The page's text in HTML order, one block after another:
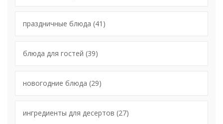
праздничные блюда (41)
блюда для гостей (39)
новогодние блюда (29)
ингредиенты для десертов (27)